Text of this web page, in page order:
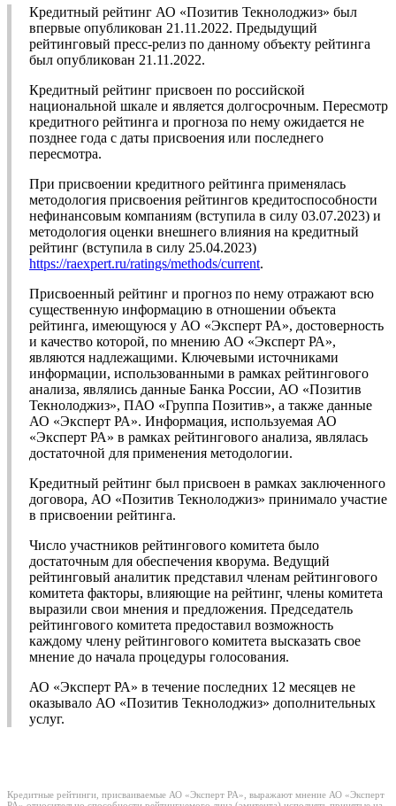
Кредитный рейтинг АО «Позитив Текнолоджиз» был
впервые опубликован 21.11.2022. Предыдущий
рейтинговый пресс-релиз по данному объекту рейтинга
был опубликован 21.11.2022.
Кредитный рейтинг присвоен по российской
национальной шкале и является долгосрочным. Пересмотр
кредитного рейтинга и прогноза по нему ожидается не
позднее года с даты присвоения или последнего
пересмотра.
При присвоении кредитного рейтинга применялась
методология присвоения рейтингов кредитоспособности
нефинансовым компаниям (вступила в силу 03.07.2023) и
методология оценки внешнего влияния на кредитный
рейтинг (вступила в силу 25.04.2023)
https://raexpert.ru/ratings/methods/current.
Присвоенный рейтинг и прогноз по нему отражают всю
существенную информацию в отношении объекта
рейтинга, имеющуюся у АО «Эксперт РА», достоверность
и качество которой, по мнению АО «Эксперт РА»,
являются надлежащими. Ключевыми источниками
информации, использованными в рамках рейтингового
анализа, являлись данные Банка России, АО «Позитив
Текнолоджиз», ПАО «Группа Позитив», а также данные
АО «Эксперт РА». Информация, используемая АО
«Эксперт РА» в рамках рейтингового анализа, являлась
достаточной для применения методологии.
Кредитный рейтинг был присвоен в рамках заключенного
договора, АО «Позитив Текнолоджиз» принимало участие
в присвоении рейтинга.
Число участников рейтингового комитета было
достаточным для обеспечения кворума. Ведущий
рейтинговый аналитик представил членам рейтингового
комитета факторы, влияющие на рейтинг, члены комитета
выразили свои мнения и предложения. Председатель
рейтингового комитета предоставил возможность
каждому члену рейтингового комитета высказать свое
мнение до начала процедуры голосования.
АО «Эксперт РА» в течение последних 12 месяцев не
оказывало АО «Позитив Текнолоджиз» дополнительных
услуг.
Кредитные рейтинги, присваиваемые АО «Эксперт РА», выражают мнение АО «Эксперт